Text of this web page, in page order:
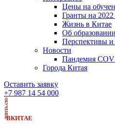
Цены на
Гранты на 2022
Жизнь в Китае
Об
Перспективы и
Новости
Пандемия
Города Китая
Оставить заявку
+7 987 14 54 000
ОБУЧЕНИЕВКИТАЕ